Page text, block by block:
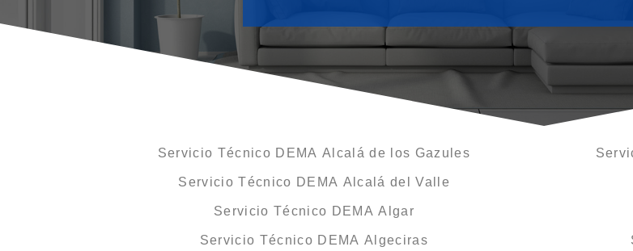
Servicio Técnico DEMA Alcalá de los Gazules
Servicio Técnico DEMA Alcalá del Valle
Servicio Técnico DEMA Algar
Servicio Técnico DEMA Algeciras